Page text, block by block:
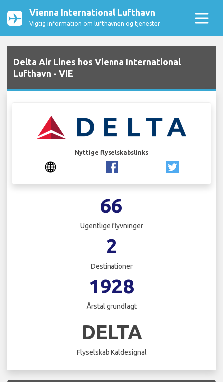
Vienna International Lufthavn
Vigtig information om lufthavnen og tjenester
Delta Air Lines hos Vienna International
Lufthavn - VIE
Nyttige flyselskabslinks
66
Ugentlige flyvninger
2
Destinationer
1928
Årstal grundlagt
DELTA
Flyselskab Kaldesignal